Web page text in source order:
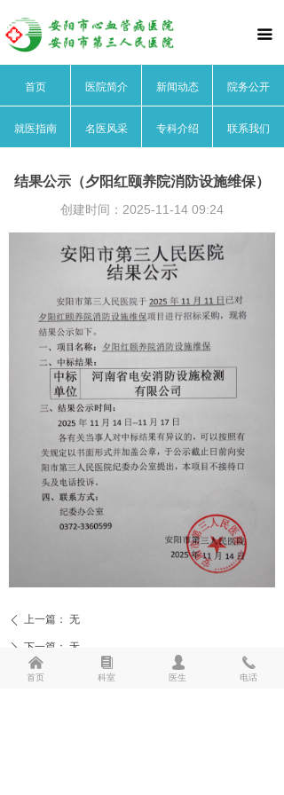
끀
首页
医院领导
医院荣誉
院务公开
就医指南
名医风采
心血管内科
综合内科
消化内科
胸心外科
骨科
呼吸内科
首页 医院简介 新闻动态 院务公开
就医指南 名医风采 专科介绍 联系我们
结果公示（夕阳红颐养院消防设施维保）
ꄴ 上一篇： 无
ꄲ 下一篇： 无
创建时间： 2025-11-14 09:24
낀
首页
뀴
科室
넙
医生
끅
电话